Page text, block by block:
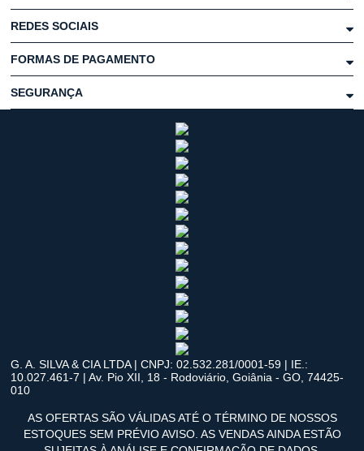
REDES SOCIAIS
FORMAS DE PAGAMENTO
SEGURANÇA
G. A. SILVA & CIA LTDA | CNPJ: 02.532.281/0001-59 | IE.:
10.027.461-7 | Av. Pio XII, 18 - Rodoviário, Goiânia - GO, 74425-
010
AS OFERTAS SÃO VÁLIDAS ATÉ O TÉRMINO DE NOSSOS
ESTOQUES SEM PRÉVIO AVISO. AS VENDAS AINDA ESTÃO